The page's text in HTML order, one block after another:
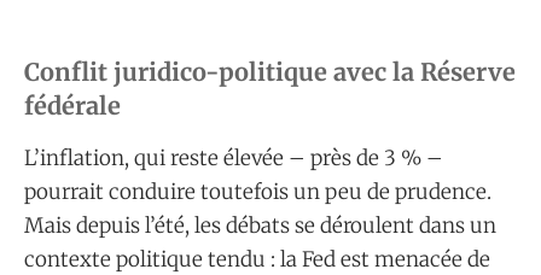
Conflit juridico-politique avec la Réserve
fédérale
L’inflation, qui reste élevée – près de 3 % –
pourrait conduire toutefois un peu de prudence.
Mais depuis l’été, les débats se déroulent dans un
contexte politique tendu : la Fed est menacée de